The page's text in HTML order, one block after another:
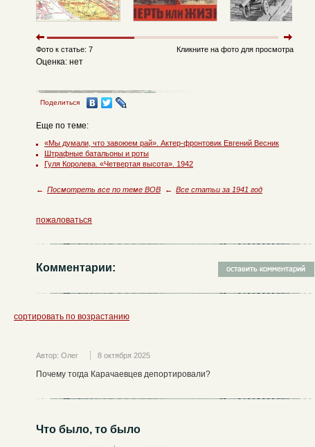
Кликните на фото для просмотра
Фото к статье: 7
Оценка: нет
Поделиться
Еще по теме:
«Мы думали, что завоюем рай». Актер-фронтовик Евгений Весник
Штрафные батальоны и роты
Гуля Королева. «Четвертая высота». 1942
← Посмотреть все по теме ВОВ ← Все статьи за 1941 год
пожаловаться
Комментарии:
сортировать по возрастанию
Автор: Олег 8 октября 2025
Почему тогда Карачаевцев депортировали?
Что было, то было